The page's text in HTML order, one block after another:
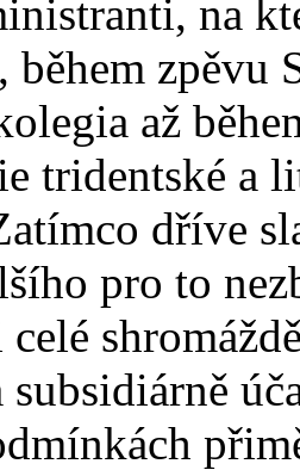
na
během
až
tridentské a
dříve
pro to